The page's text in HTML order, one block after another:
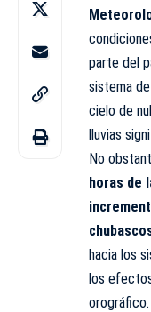
parte del
sistema
cielo de
lluvias
No
horas de
hacia los
los
orográfico.